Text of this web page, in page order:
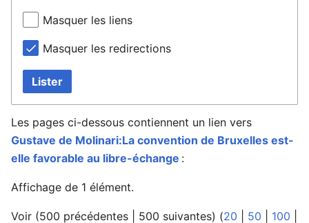
Masquer les liens
Masquer les redirections
Lister
Les pages ci-dessous contiennent un lien vers
Gustave de Molinari:La convention de Bruxelles est-
elle favorable au libre-échange :
Affichage de 1 élément.
Voir (500 précédentes 500 suivantes) (20 50 100